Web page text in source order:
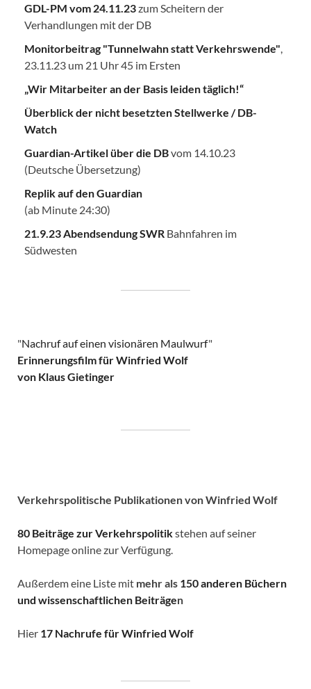
GDL-PM vom 24.11.23zum Scheitern der
Verhandlungen mit der DB
Monitorbeitrag "Tunnelwahn statt Verkehrswende"
23.11.23 um 21 Uhr 45 im Ersten
„Wir Mitarbeiter an der Basis leiden täglich!“
Überblick der nicht besetzten Stellwerke / DB-
Watch
Guardian-Artikel über die DBvom 14.10.23
(Deutsche Übersetzung)
Replik auf den Guardian
(ab Minute 24:30)
21.9.23 Abendsendung SWR Bahnfahren im
Südwesten
"Nachruf auf einen visionären Maulwurf"
Erinnerungsfilm für Winfried Wolf
von Klaus Gietinger
Verkehrspolitische Publikationen von Winfried Wolf
80 Beiträge zur Verkehrspolitikstehen auf seiner
Homepage online zur Verfügung.
Außerdem eine Liste mit mehr als 150 anderen Büchern
und wissenschaftlichen Beiträgen
Hier 17 Nachrufe für Winfried Wolf